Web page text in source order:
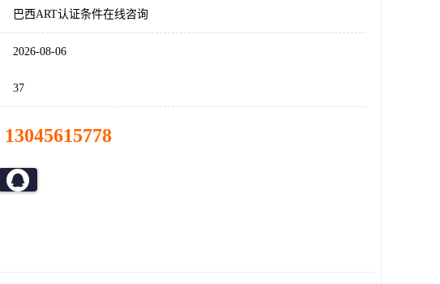
巴西ART认证条件在线咨询
2026-08-06
37
13045615778